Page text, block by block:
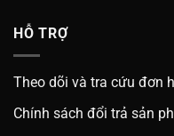
HỖ TRỢ
Theo dõi và tra cứu đơn
Chính sách đổi trả sản